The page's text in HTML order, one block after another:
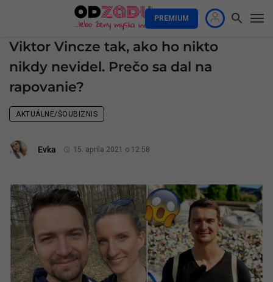
PREMIUM
Viktor Vincze tak, ako ho nikto
nikdy nevidel. Prečo sa dal na
rapovanie?
AKTUÁLNE/ŠOUBIZNIS
Evka 15. apríla 2021 o 12:58